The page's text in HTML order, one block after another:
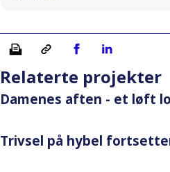
Skriv ut Kopiera länkDel på Facebook
Del på Linkedin
Relaterte projekter
Damenes aften - et løft
Trivsel på hybel